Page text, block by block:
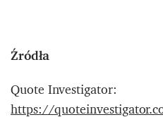
Źródła
Quote Investigator:
https://